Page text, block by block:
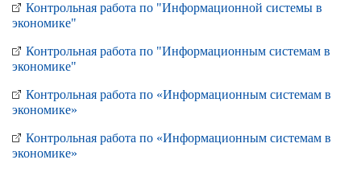
Контрольная работа по "Информационной системы в
экономике"
Контрольная работа по "Информационным системам в
экономике"
Контрольная работа по «Информационным системам в
экономике»
Контрольная работа по «Информационным системам в
экономике»